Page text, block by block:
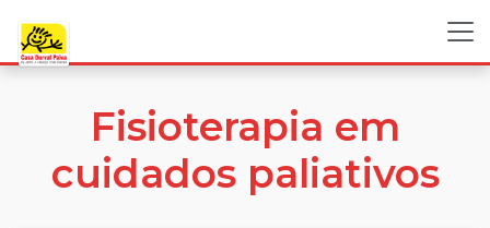
Fisioterapia em
cuidados paliativos